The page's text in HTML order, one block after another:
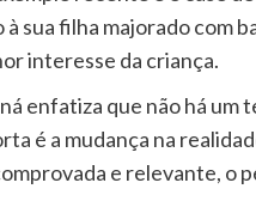
à sua filha majorado com
interesse da criança.
enfatiza que não há um
é a mudança na
e relevante, o